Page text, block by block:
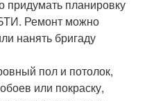
придумать планировку
Ремонт можно
нанять бригаду
пол и потолок,
или покраску,